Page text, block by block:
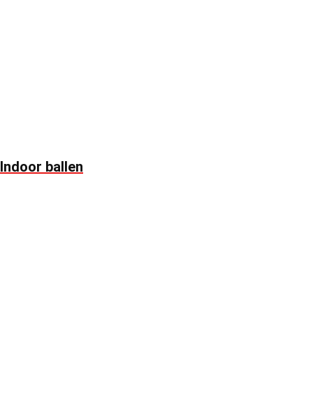
Indoor ballen